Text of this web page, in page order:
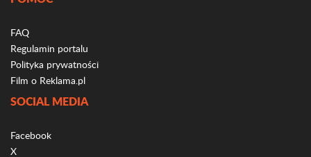
FAQ
Regulamin portalu
Polityka prywatności
Film o Reklama.pl
SOCIAL MEDIA
Facebook
X